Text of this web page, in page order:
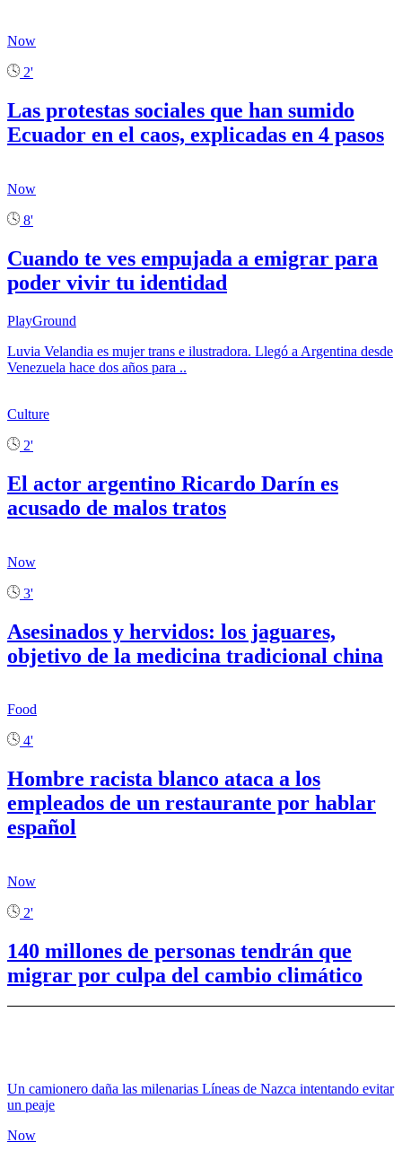
Now
2'
Las protestas sociales que han sumido
Ecuador en el caos, explicadas en 4 pasos
Now
8'
Cuando te ves empujada a emigrar para
poder vivir tu identidad
PlayGround
Luvia Velandia es mujer trans e ilustradora. Llegó a Argentina desde
Venezuela hace dos años para ..
Culture
2'
El actor argentino Ricardo Darín es
acusado de malos tratos
Now
3'
Asesinados y hervidos: los jaguares,
objetivo de la medicina tradicional china
Food
4'
Hombre racista blanco ataca a los
empleados de un restaurante por hablar
español
Now
2'
140 millones de personas tendrán que
migrar por culpa del cambio climático
Un camionero daña las milenarias Líneas de Nazca intentando evitar
un peaje
Now